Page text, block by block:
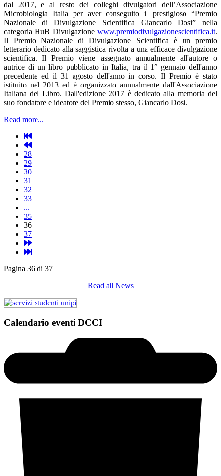
dal 2017, e al resto dei colleghi divulgatori dell’Associazione
Microbiologia Italia per aver conseguito il prestigioso “Premio
Nazionale di Divulgazione Scientifica Giancarlo Dosi” nella
categoria HuB Divulgazione www.premiodivulgazionescientifica.it.
Il Premio Nazionale di Divulgazione Scientifica è un premio
letterario dedicato alla saggistica rivolta a una efficace divulgazione
scientifica. Il Premio viene assegnato annualmente all'autore o
autrice di un libro pubblicato in Italia, tra il 1° gennaio dell'anno
precedente ed il 31 agosto dell'anno in corso. Il Premio è stato
istituito nel 2013 ed è organizzato annualmente dall'Associazione
Italiana del Libro. Dall'edizione 2017 è dedicato alla memoria del
suo fondatore e ideatore del Premio stesso, Giancarlo Dosi.
Read more...
28
29
30
31
32
33
...
35
36
37
Pagina 36 di 37
Read all News
Calendario eventi DCCI